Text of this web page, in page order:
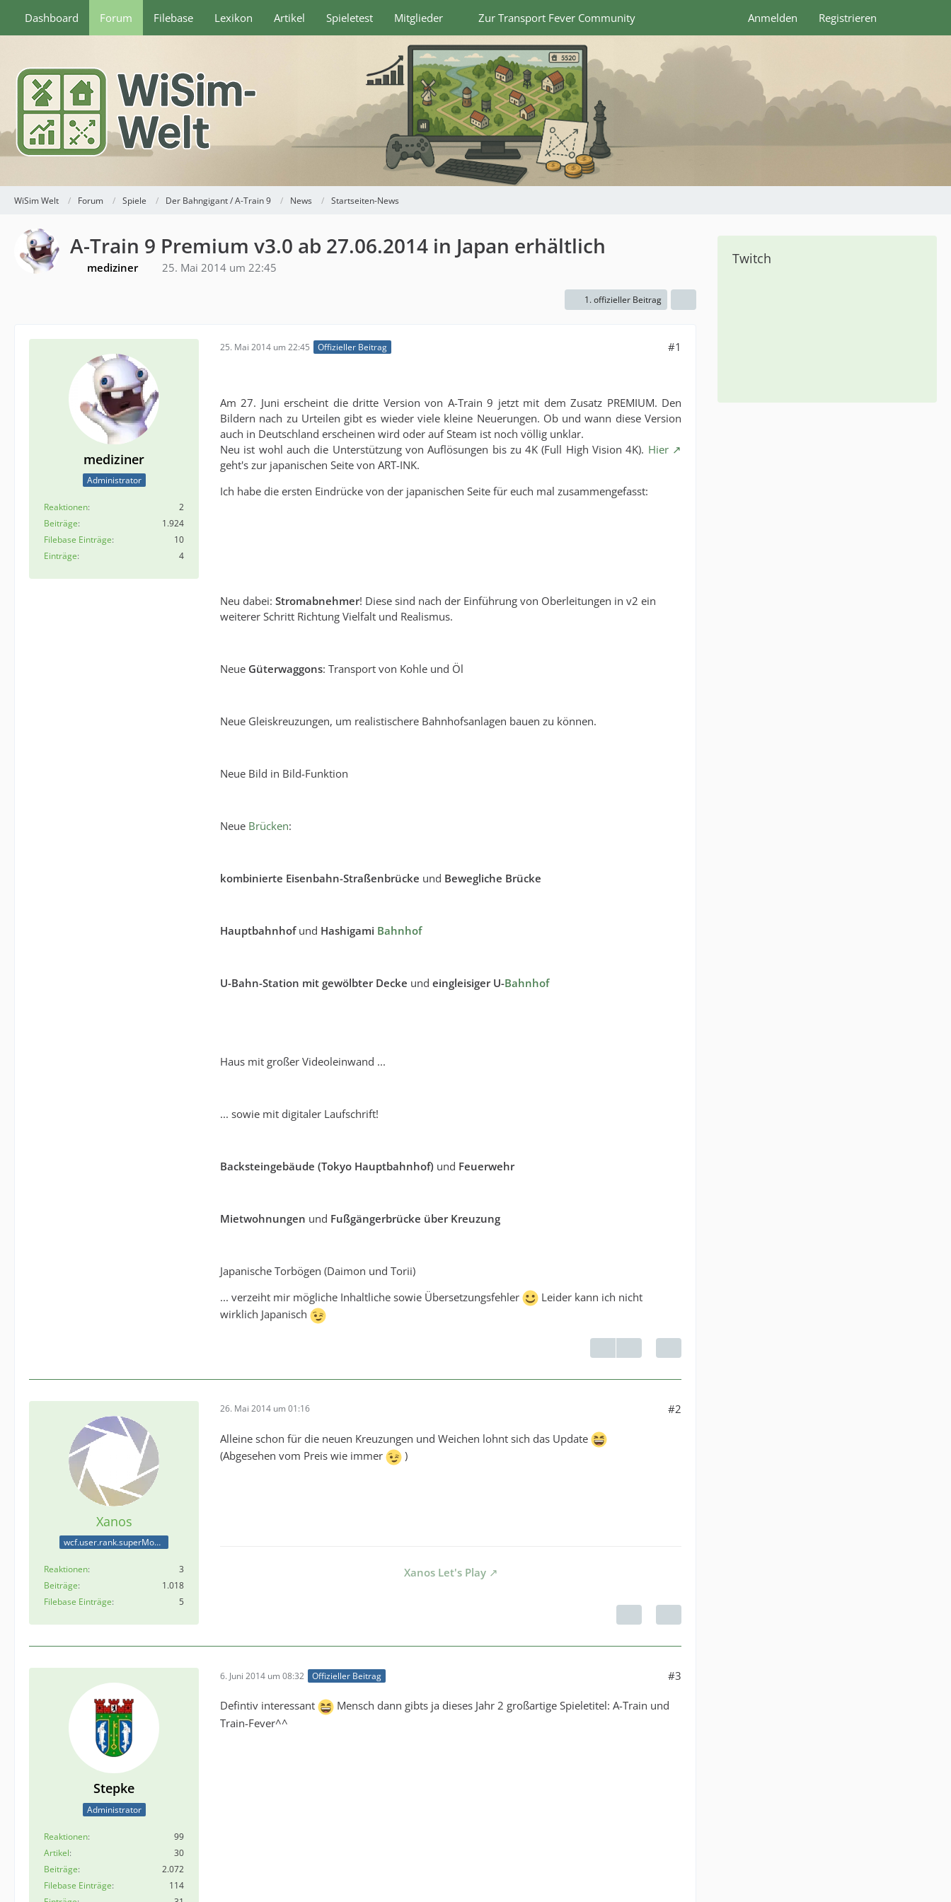
Dashboard Forum Filebase Lexikon Artikel Spieletest Mitglieder Zur Transport Fever Community Anmelden Registrieren
WiSim Welt Forum Spiele Der Bahngigant / A-Train 9 News Startseiten-News
A-Train 9 Premium v3.0 ab 27.06.2014 in Japan erhältlich
mediziner 25. Mai 2014 um 22:45
1. offizieller Beitrag
mediziner
Administrator
Reaktionen
2
Beiträge
1.924
Filebase Einträge
10
Einträge
4
25. Mai 2014 um 22:45 Offizieller Beitrag #1
Am 27. Juni erscheint die dritte Version von A-Train 9 jetzt mit dem Zusatz PREMIUM. Den
Bildern nach zu Urteilen gibt es wieder viele kleine Neuerungen. Ob und wann diese Version
auch in Deutschland erscheinen wird oder auf Steam ist noch völlig unklar.
Neu ist wohl auch die Unterstützung von Auflösungen bis zu 4K (Full High Vision 4K). Hier
geht's zur japanischen Seite von ART-INK.
Ich habe die ersten Eindrücke von der japanischen Seite für euch mal zusammengefasst:
Neu dabei: Stromabnehmer! Diese sind nach der Einführung von Oberleitungen in v2 ein
weiterer Schritt Richtung Vielfalt und Realismus.
Neue Güterwaggons: Transport von Kohle und Öl
Neue Gleiskreuzungen, um realistischere Bahnhofsanlagen bauen zu können.
Neue Bild in Bild-Funktion
Neue Brücken:
kombinierte Eisenbahn-Straßenbrücke und Bewegliche Brücke
Hauptbahnhofund Hashigami Bahnhof
U-Bahn-Station mit gewölbter Decke und eingleisiger U-Bahnhof
Haus mit großer Videoleinwand ...
... sowie mit digitaler Laufschrift!
Backsteingebäude (Tokyo Hauptbahnhof) und Feuerwehr
Mietwohnungen und Fußgängerbrücke über Kreuzung
Japanische Torbögen (Daimon und Torii)
... verzeiht mir mögliche Inhaltliche sowie Übersetzungsfehler
Leider kann ich nicht
wirklich Japanisch
Xanos
wcf.user.rank.superModerator
Reaktionen
3
Beiträge
1.018
Filebase Einträge
5
26. Mai 2014 um 01:16 #2
Alleine schon für die neuen Kreuzungen und Weichen lohnt sich das Update
(Abgesehen vom Preis wie immer
)
Xanos Let's Play
Stepke
Administrator
Reaktionen
99
Artikel
30
Beiträge
2.072
Filebase Einträge
114
6. Juni 2014 um 08:32 Offizieller Beitrag #3
Defintiv interessant
Mensch dann gibts ja dieses Jahr 2 großartige Spieletitel: A-Train und
Train-Fever^^
Twitch